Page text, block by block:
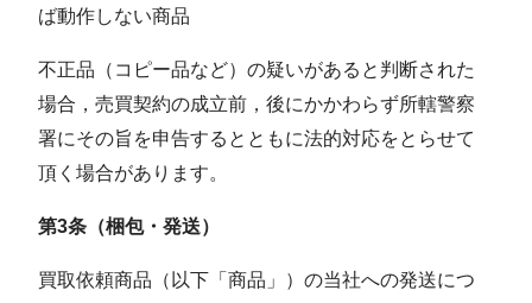
ば動作しない商品
不正品（コピー品など）の疑いがあると判断された
場合，売買契約の成立前，後にかかわらず所轄警察
署にその旨を申告するとともに法的対応をとらせて
頂く場合があります。
第3条（梱包・発送）
買取依頼商品（以下「商品」）の当社への発送につ